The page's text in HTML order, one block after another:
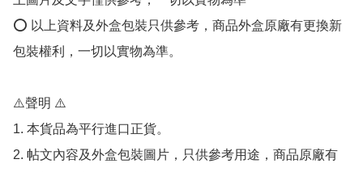
⭕ 以上資料及外盒包裝只供參考，商品外盒原廠有更換新
包裝權利，一切以實物為準。
⚠️聲明 ⚠️
1. 本貨品為平行進口正貨。
2. 帖文內容及外盒包裝圖片，只供參考用途，商品原廠有